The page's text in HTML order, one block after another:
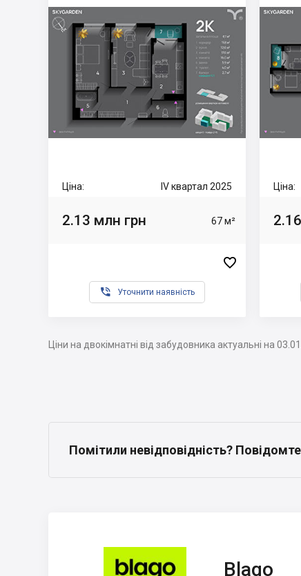
Ціна: IV квартал 2025
2.13 млн грн 67 м²

 Уточнити наявність
Ціна:
Ціни на двокімнатні від забудовника актуальні на
Помітили невідповідність?
Blago